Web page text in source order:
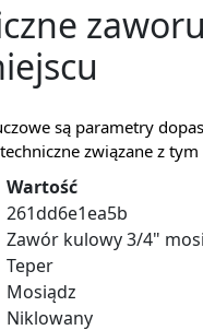
są parametry
związane z
Wartość
261dd6e1ea5b
Zawór kulowy 3/4"
Teper
Mosiądz
Niklowany